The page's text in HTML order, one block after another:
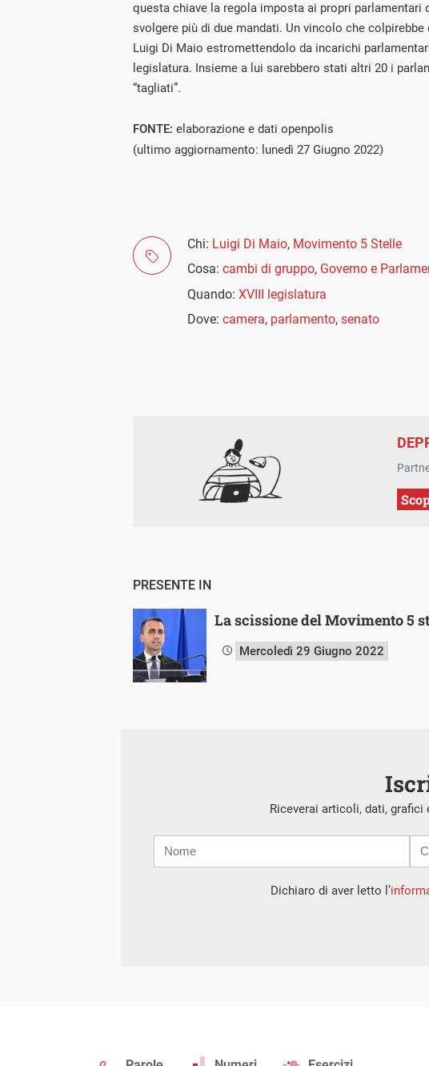
questa chiave la regola imposta ai propri parlamentari
svolgere più di due mandati. Un vincolo che colpirebbe
Luigi Di Maio estromettendolo da incarichi
legislatura. Insieme a lui sarebbero stati altri 20 i
“tagliati”.
FONTE: elaborazione e dati openpolis
(ultimo aggiornamento: lunedì 27 Giugno 2022)
Chi: Luigi Di Maio, Movimento 5 Stelle
Cosa: cambi di gruppo, Governo e
Quando: XVIII legislatura
Dove: camera, parlamento, senato
PRESENTE IN
La scissione del Movimento 5
Mercoledì 29 Giugno 2022
Riceverai articoli, dati,
mail
Dichiaro di aver letto l’